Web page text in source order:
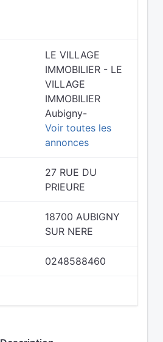
LE VILLAGE
IMMOBILIER - LE
VILLAGE
IMMOBILIER
Aubigny-
Voir toutes les
annonces
27 RUE DU
PRIEURE
18700 AUBIGNY
SUR NERE
0248588460